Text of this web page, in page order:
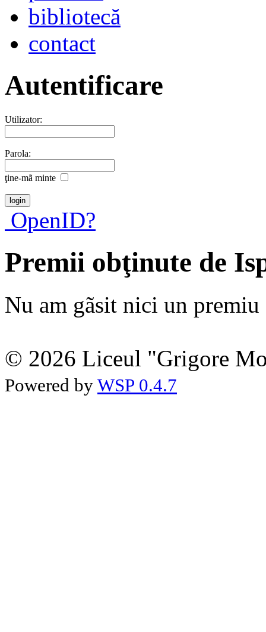
bibliotecă
contact
Autentificare
Utilizator:
Parola:
ţine-mã minte
OpenID?
Premii obţinute de
Nu am gãsit nici un premiu
© 2026 Liceul "Grigore
Powered by WSP 0.4.7